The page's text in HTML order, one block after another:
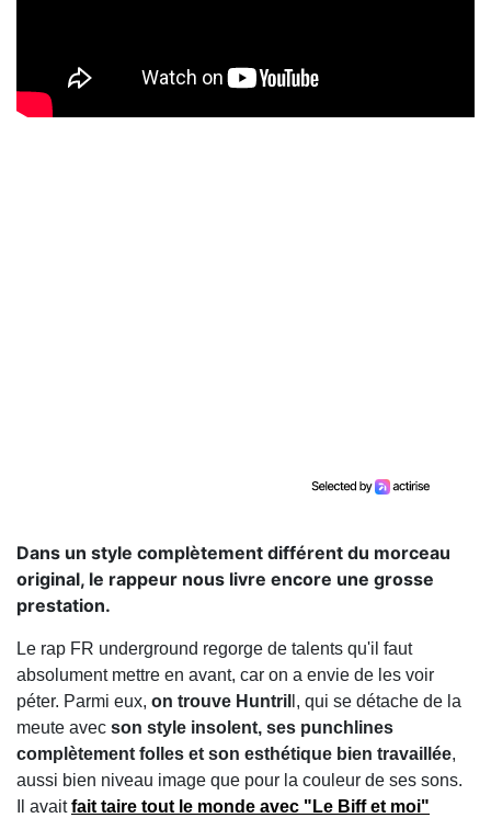
Dans un style complètement différent du morceau
original, le rappeur nous livre encore une grosse
prestation.
Le rap FR underground regorge de talents qu'il faut
absolument mettre en avant, car on a envie de les voir
péter. Parmi eux, on trouve Huntril l, qui se détache de la
meute avec son style insolent, ses punchlines
complètement folles et son esthétique bien travaillée,
aussi bien niveau image que pour la couleur de ses sons.
Il avaitfait taire tout le monde avec "Le Biff et moi"